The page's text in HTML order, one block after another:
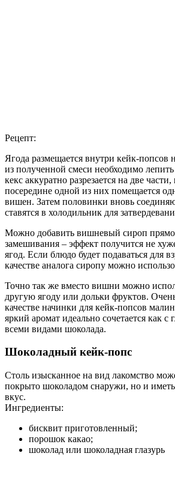
Рецепт:
Ягода размещается внутри кейк-попсов
из полученной смеси необходимо
кекс аккуратно разрезается на две части,
посередине одной из них помещается
вишен. Затем половинки вновь
ставятся в холодильник для
Можно добавить вишневый сироп прямо
замешивания – эффект получится не
ягод. Если блюдо будет подаваться для
качестве аналога сиропу можно
Точно так же вместо вишни можно
другую ягоду или дольки фруктов.
качестве начинки для кейк-попсов
яркий аромат идеально сочетается как с
всеми видами шоколада.
Шоколадный кейк-попс
Столь изысканное на вид лакомство
покрыто шоколадом снаружи, но и
вкус.
Ингредиенты:
бисквит приготовленный;
порошок какао;
шоколад или шоколадная глазурь